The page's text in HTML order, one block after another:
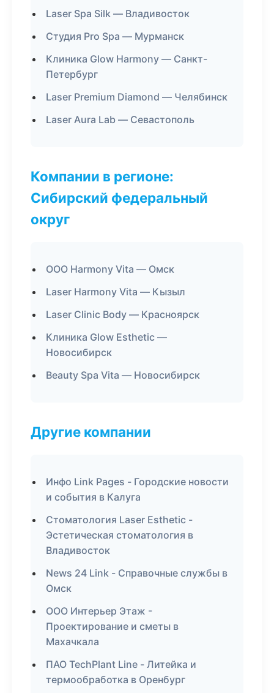
Laser Spa Silk — Владивосток
Студия Pro Spa — Мурманск
Клиника Glow Harmony — Санкт-
Петербург
Laser Premium Diamond — Челябинск
Laser Aura Lab — Севастополь
Компании в регионе:
Сибирский федеральный
округ
ООО Harmony Vita — Омск
Laser Harmony Vita — Кызыл
Laser Clinic Body — Красноярск
Клиника Glow Esthetic —
Новосибирск
Beauty Spa Vita — Новосибирск
Другие компании
Инфо Link Pages - Городские новости
и события в Калуга
Стоматология Laser Esthetic -
Эстетическая стоматология в
Владивосток
News 24 Link - Справочные службы в
Омск
ООО Интерьер Этаж -
Проектирование и сметы в
Махачкала
ПАО TechPlant Line - Литейка и
термообработка в Оренбург